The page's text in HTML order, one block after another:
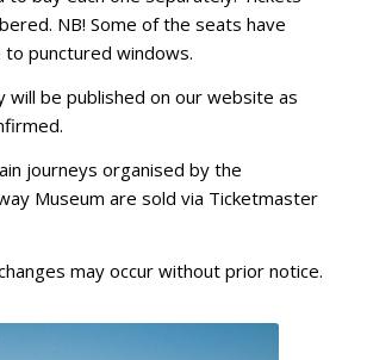
NB! Some of the seats have
punctured windows.
will be published on our website as
journeys organised by the
Museum are sold via Ticketmaster
may occur without prior notice.